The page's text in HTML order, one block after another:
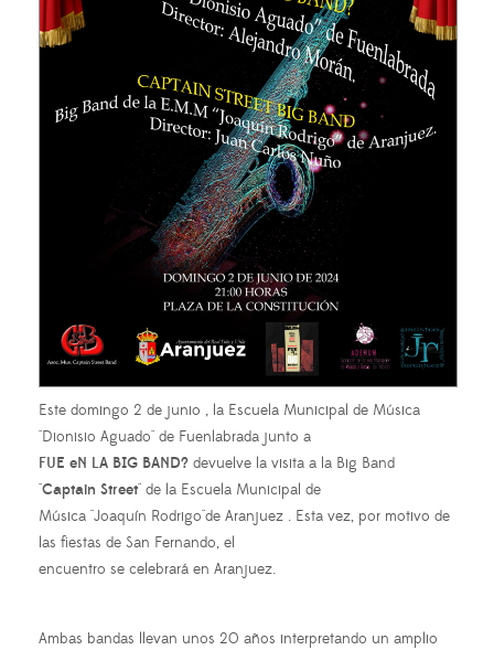
Este domingo 2 de junio , la Escuela Municipal de Música
"Dionisio Aguado" de Fuenlabrada junto a
FUE eN LA BIG BAND? devuelve la visita a la Big Band
"Captain Street" de la Escuela Municipal de
Música "Joaquín Rodrigo"de Aranjuez . Esta vez, por motivo de
las fiestas de San Fernando, el
encuentro se celebrará en Aranjuez.
Ambas bandas llevan unos 20 años interpretando un amplio